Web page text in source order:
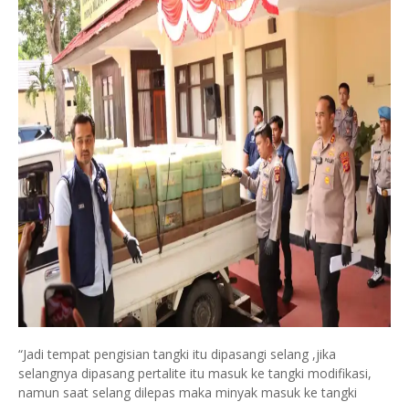
“Jadi tempat pengisian tangki itu dipasangi selang ,jika
selangnya dipasang pertalite itu masuk ke tangki modifikasi,
namun saat selang dilepas maka minyak masuk ke tangki